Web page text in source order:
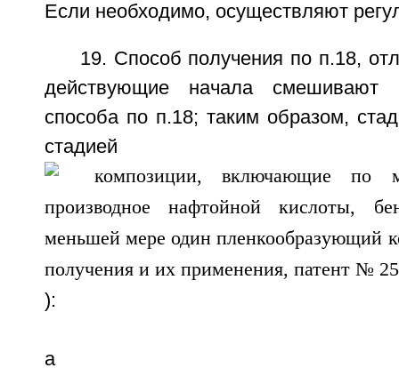
Если необходимо, осуществляют
19. Способ получения по п.18,
действующие начала смешивают
способа по п.18; таким образом,
):
a